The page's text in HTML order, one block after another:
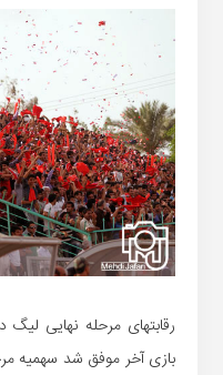
رقابتهای مرحله نهایی
بازی آخر موفق شد سهمیه